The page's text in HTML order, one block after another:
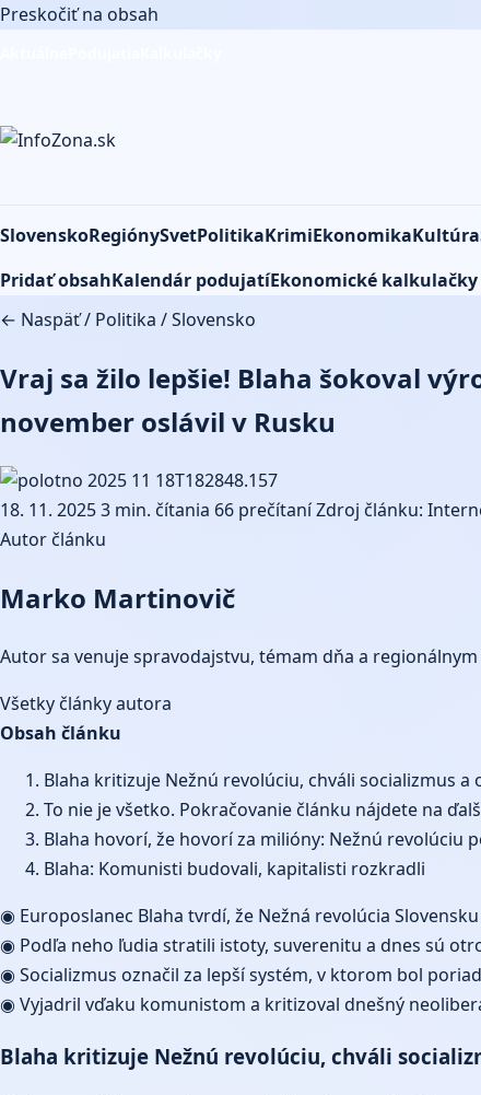
Preskočiť na obsah
SlovenskoRegiónySvetPolitikaKrimiEkonomikaKultúra
Pridať obsahKalendár podujatíEkonomické kalkulačky
← Naspäť/ Politika /Slovensko
Vraj sa žilo lepšie! Blaha šokoval
november oslávil v Rusku
18. 11. 20253 min. čítania 66 prečítaníZdroj článku:
Autor článku
Marko Martinovič
Autor sa venuje spravodajstvu, témam dňa a
Všetky články autora
Obsah článku
Blaha kritizuje Nežnú revolúciu, chváli socializmus
To nie je všetko. Pokračovanie článku nájdete na
Blaha hovorí, že hovorí za milióny: Nežnú revolúciu
Blaha: Komunisti budovali, kapitalisti rozkradli
◉ Europoslanec Blaha tvrdí, že Nežná revolúcia
◉ Podľa neho ľudia stratili istoty, suverenitu a dnes sú
◉ Socializmus označil za lepší systém, v ktorom bol
◉ Vyjadril vďaku komunistom a kritizoval dnešný
Blaha kritizuje Nežnú revolúciu, chváli